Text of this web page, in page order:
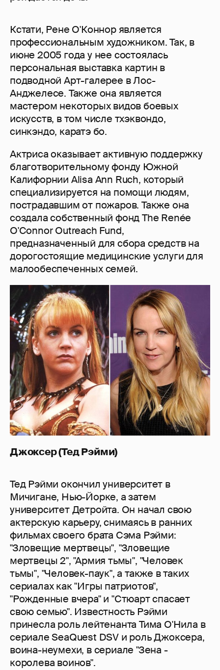
Кстати, Рене О'Коннор является
профессиональным художником. Так, в
июне 2005 года у нее состоялась
персональная выставка картин в
подводной Арт-галерее в Лос-
Анджелесе. Также она является
мастером некоторых видов боевых
искусств, в том числе тхэквондо,
синкэндо, каратэ бо.
Актриса оказывает активную поддержку
благотворительному фонду Южной
Калифорнии Alisa Ann Ruch, который
специализируется на помощи людям,
пострадавшим от пожаров. Также она
создала собственный фонд The Renée
O'Connor Outreach Fund,
предназначенный для сбора средств на
дорогостоящие медицинские услуги для
малообеспеченных семей.
Джоксер (Тед Рэйми)
Тед Рэйми окончил университет в
Мичигане, Нью-Йорке, а затем
университет Детройта. Он начал свою
актерскую карьеру, снимаясь в ранних
фильмах своего брата Сэма Рэйми:
"Зловещие мертвецы", "Зловещие
мертвецы 2", "Армия тьмы", "Человек
тьмы", "Человек-паук", а также в таких
сериалах как "Игры патриотов",
"Рожденные вчера" и "Стюарт спасает
свою семью". Известность Рэйми
принесла роль лейтенанта Тима О'Нила в
сериале SeaQuest DSV и роль Джоксера,
воина-неумехи, в сериале "Зена -
королева воинов".